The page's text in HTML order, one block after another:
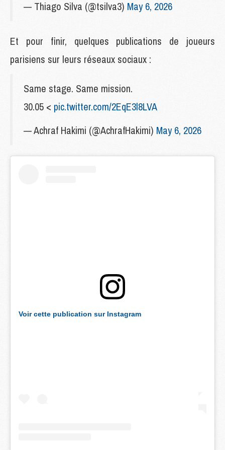
— Thiago Silva (@tsilva3) May 6, 2026
Et pour finir, quelques publications de joueurs
parisiens sur leurs réseaux sociaux :
Same stage. Same mission.
30.05 < pic.twitter.com/2EqE3l8LVA
— Achraf Hakimi (@AchrafHakimi) May 6, 2026
Voir cette publication sur Instagram